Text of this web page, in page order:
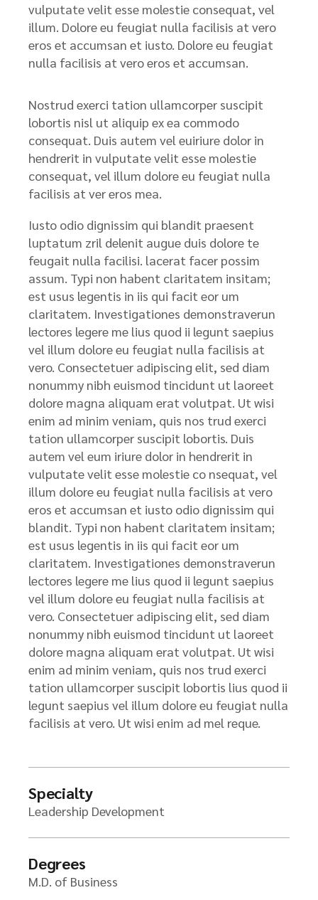
vulputate velit esse molestie consequat, vel
illum. Dolore eu feugiat nulla facilisis at vero
eros et accumsan et iusto. Dolore eu feugiat
nulla facilisis at vero eros et accumsan.
Nostrud exerci tation ullamcorper suscipit
lobortis nisl ut aliquip ex ea commodo
consequat. Duis autem vel euiriure dolor in
hendrerit in vulputate velit esse molestie
consequat, vel illum dolore eu feugiat nulla
facilisis at ver eros mea.
Iusto odio dignissim qui blandit praesent
luptatum zril delenit augue duis dolore te
feugait nulla facilisi. lacerat facer possim
assum. Typi non habent claritatem insitam;
est usus legentis in iis qui facit eor um
claritatem. Investigationes demonstraverun
lectores legere me lius quod ii legunt saepius
vel illum dolore eu feugiat nulla facilisis at
vero. Consectetuer adipiscing elit, sed diam
nonummy nibh euismod tincidunt ut laoreet
dolore magna aliquam erat volutpat. Ut wisi
enim ad minim veniam, quis nos trud exerci
tation ullamcorper suscipit lobortis. Duis
autem vel eum iriure dolor in hendrerit in
vulputate velit esse molestie co nsequat, vel
illum dolore eu feugiat nulla facilisis at vero
eros et accumsan et iusto odio dignissim qui
blandit. Typi non habent claritatem insitam;
est usus legentis in iis qui facit eor um
claritatem. Investigationes demonstraverun
lectores legere me lius quod ii legunt saepius
vel illum dolore eu feugiat nulla facilisis at
vero. Consectetuer adipiscing elit, sed diam
nonummy nibh euismod tincidunt ut laoreet
dolore magna aliquam erat volutpat. Ut wisi
enim ad minim veniam, quis nos trud exerci
tation ullamcorper suscipit lobortis lius quod ii
legunt saepius vel illum dolore eu feugiat nulla
facilisis at vero. Ut wisi enim ad mel reque.
Specialty
Leadership Development
Degrees
M.D. of Business